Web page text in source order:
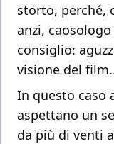
storto, perché,
anzi, caosologo
consiglio:
visione del
In questo caso
aspettano un
da più di venti